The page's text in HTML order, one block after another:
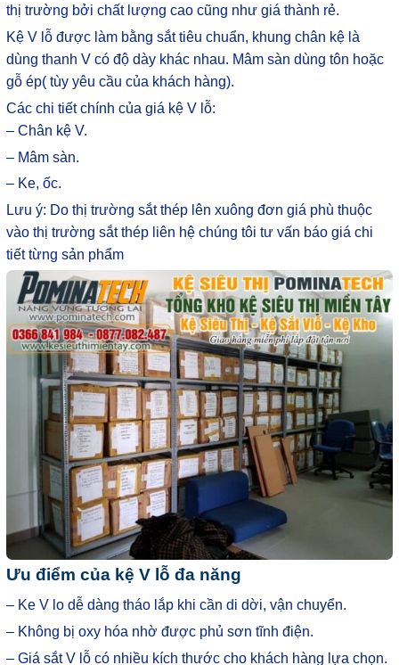
thị trường bởi chất lượng cao cũng như giá thành rẻ.
Kệ V lỗ được làm bằng sắt tiêu chuẩn, khung chân kệ là
dùng thanh V có độ dày khác nhau. Mâm sàn dùng tôn hoặc
gỗ ép( tùy yêu cầu của khách hàng).
Các chi tiết chính của giá kệ V lỗ:
– Chân kệ V.
– Mâm sàn.
– Ke, ốc.
Lưu ý: Do thị trường sắt thép lên xuông đơn giá phù thuộc
vào thị trường sắt thép liên hệ chúng tôi tư vấn báo giá chi
tiết từng sản phẩm
Ưu điểm của kệ V lỗ đa năng
– Ke V lo dễ dàng tháo lắp khi cần di dời, vận chuyển.
– Không bị oxy hóa nhờ được phủ sơn tĩnh điện.
– Giá sắt V lỗ có nhiều kích thước cho khách hàng lựa chọn.